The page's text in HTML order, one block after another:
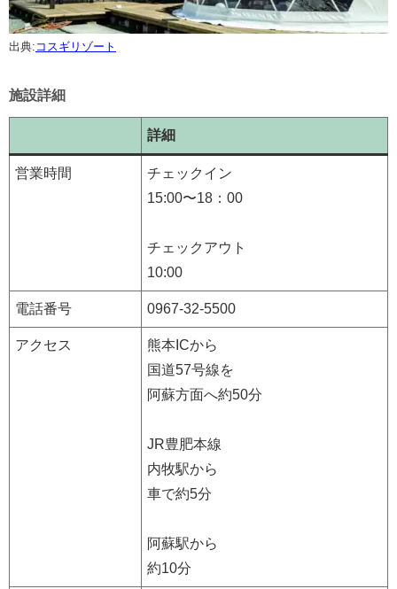
出典: コスギリゾート
施設詳細
詳細
営業時間
チェックイン
15:00〜18：00
チェックアウト
10:00
電話番号 0967-32-5500
アクセス
熊本ICから
国道57号線を
阿蘇方面へ約50分
JR豊肥本線
内牧駅から
車で約5分
阿蘇駅から
約10分